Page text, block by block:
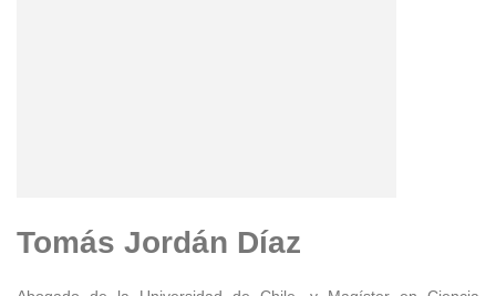
Tomás Jordán Díaz